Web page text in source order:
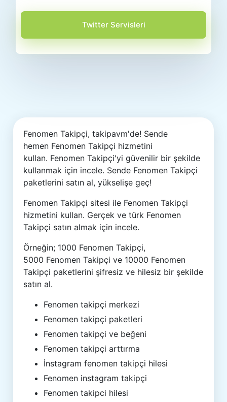
Twitter Servisleri
Fenomen Takipçi, takipavm'de! Sende
hemen Fenomen Takipçi hizmetini
kullan. Fenomen Takipçi'yi güvenilir bir şekilde
kullanmak için incele. Sende Fenomen Takipçi
paketlerini satın al, yükselişe geç!
Fenomen Takipçi sitesi ile Fenomen Takipçi
hizmetini kullan. Gerçek ve türk Fenomen
Takipçi satın almak için incele.
Örneğin; 1000 Fenomen Takipçi,
5000 Fenomen Takipçi ve 10000 Fenomen
Takipçi paketlerini şifresiz ve hilesiz bir şekilde
satın al.
Fenomen takipçi merkezi
Fenomen takipçi paketleri
Fenomen takipçi ve beğeni
Fenomen takipçi arttırma
İnstagram fenomen takipçi hilesi
Fenomen instagram takipçi
Fenomen takipci hilesi